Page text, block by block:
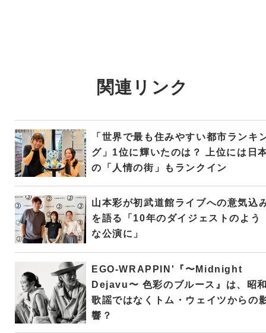
関連リンク
「世界で最も住みやすい都市ランキ
グ」1位に輝いたのは？ 上位には日
の「人情の街」もランクイン
山本彩が初武道館ライブへの意気込
を語る「10年のダイジェストのよう
な公演に」
EGO-WRAPPIN'『〜Midnight
Dejavu〜 色彩のブルース』は、昭
歌謡ではなくトム・ウェイツからの
響？